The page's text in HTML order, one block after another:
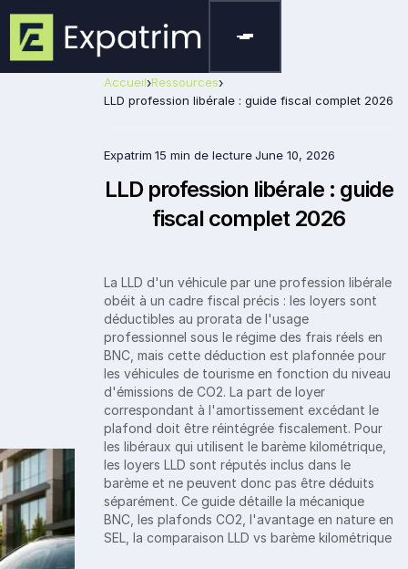
Accueil›Ressources›
LLD profession libérale : guide fiscal complet 2026
Expatrim 15 min de lectureJune 10, 2026
LLD profession libérale : guide
fiscal complet 2026
La LLD d'un véhicule par une profession libérale
obéit à un cadre fiscal précis : les loyers sont
déductibles au prorata de l'usage
professionnel sous le régime des frais réels en
BNC, mais cette déduction est plafonnée pour
les véhicules de tourisme en fonction du niveau
d'émissions de CO2. La part de loyer
correspondant à l'amortissement excédant le
plafond doit être réintégrée fiscalement. Pour
les libéraux qui utilisent le barème kilométrique,
les loyers LLD sont réputés inclus dans le
barème et ne peuvent donc pas être déduits
séparément. Ce guide détaille la mécanique
BNC, les plafonds CO2, l'avantage en nature en
SEL, la comparaison LLD vs barème kilométrique